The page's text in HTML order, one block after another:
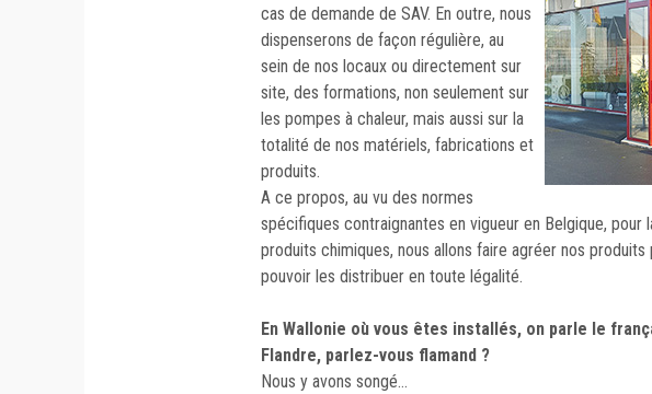
cas de demande de SAV. En outre, nous
dispenserons de façon régulière, au
sein de nos locaux ou directement sur
site, des formations, non seulement sur
les pompes à chaleur, mais aussi sur la
totalité de nos matériels, fabrications et
produits.
A ce propos, au vu des normes
spécifiques contraignantes en vigueur en Belgique, pour
produits chimiques, nous allons faire agréer nos produits
pouvoir les distribuer en toute légalité.
En Wallonie où vous êtes installés, on parle le
Flandre, parlez-vous flamand ?
Nous y avons songé…